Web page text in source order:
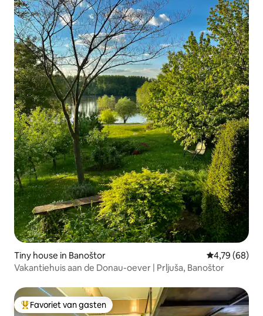
Tiny house in Banoštor Gemiddelde
4,79 (68)
Vakantiehuis aan de Donau-oever | Prljuša, Banoštor
Topfavoriet van gasten
Favoriet van gasten